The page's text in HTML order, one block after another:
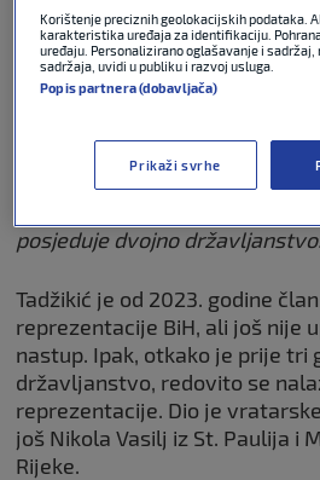
Prije dva mjeseca proslavio je
karijeri je igrao za nekoliko
matične Austrije iz Beča,
zanimljivo je to da je ranije
HNL-u, jer je početkom 2020.
posjeduje dvojno
Tadžikić je od 2023. godine
reprezentacije BiH, ali još nije
nastup. Ipak, otkako je prije tri
državljanstvo, redovito se
reprezentacije. Dio je
još Nikola Vasilj iz St. Paulija i
Rijeke.
Korištenje preciznih geolokacijskih podataka.
karakteristika uređaja za identifikaciju.
uređaju. Personalizirano oglašavanje i sadržaj,
sadržaja, uvidi u publiku i razvoj usluga.
Popis partnera (dobavljača)
Prikaži svrhe